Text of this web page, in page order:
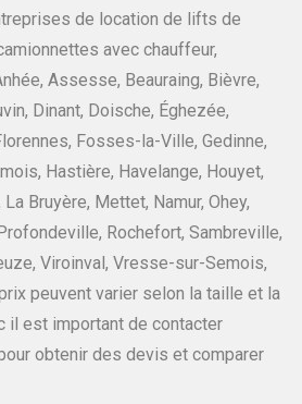
de location de lifts de
avec chauffeur,
Assesse, Beauraing, Bièvre,
Dinant, Doische, Éghezée,
Fosses-la-Ville, Gedinne,
Hastière, Havelange, Houyet,
Bruyère, Mettet, Namur, Ohey,
Rochefort, Sambreville,
Viroinval, Vresse-sur-Semois,
peuvent varier selon la taille et la
il est important de contacter
obtenir des devis et comparer